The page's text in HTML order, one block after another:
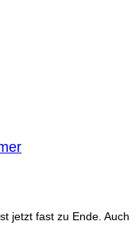
jetzt fast zu Ende. Auch